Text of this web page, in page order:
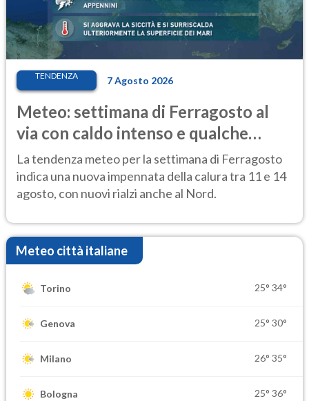
TENDENZA 7 Agosto 2026
Meteo: settimana di Ferragosto al
via con caldo intenso e qualche
temporale
La tendenza meteo per la settimana di Ferragosto
indica una nuova impennata della calura tra 11 e 14
agosto, con nuovi rialzi anche al Nord.
Meteo città italiane
Torino 25° 34°
Genova 25° 30°
Milano 26° 35°
Bologna 25° 36°